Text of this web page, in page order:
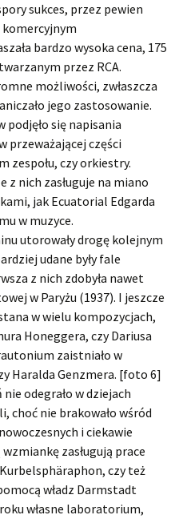
sukces, przez pewien
bardzo wysoka cena, 175
przez RCA.
możliwości, zwłaszcza
jego zastosowanie.
się napisania
części
zespołu, czy orkiestry.
z nich zasługuje na miano
jak Ecuatorial Edgarda
w muzyce.
utorowały drogę kolejnym
udane były fale
z nich zdobyła nawet
w Paryżu (1937). I jeszcze
w wielu kompozycjach,
Honeggera, czy Dariusa
zaistniało w
Haralda Genzmera. [foto 6]
odegrało w dziejach
choć nie brakowało wśród
i ciekawie
zasługują prace
czy też
władz Darmstadt
własne laboratorium,